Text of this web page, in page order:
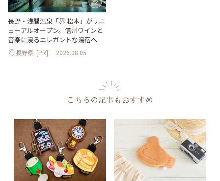
長野・浅間温泉「界 松本」がリニ
ューアルオープン。信州ワインと
音楽に浸るエレガントな湯宿へ
長野県 [PR] 2026.08.05
こちらの記事もおすすめ